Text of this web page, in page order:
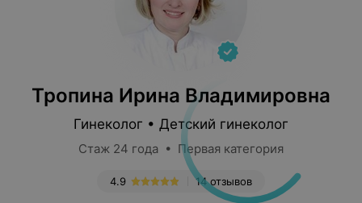
Тропина Ирина Владимировна
Гинеколог • Детский гинеколог
Стаж 24 года • Первая категория
14 отзывов
4.9